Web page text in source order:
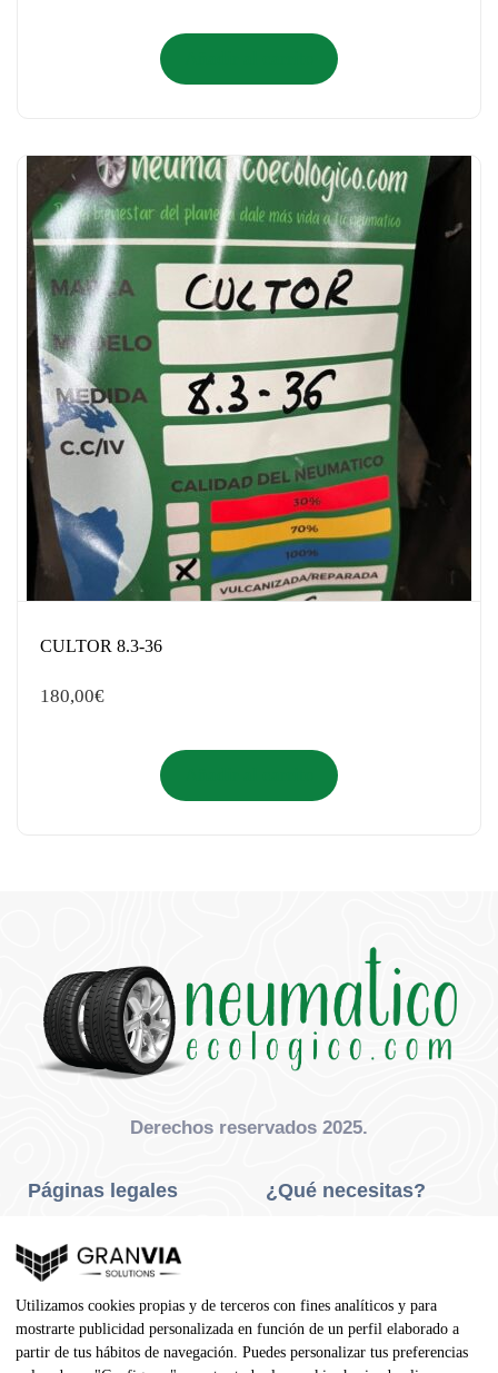
CULTOR 8.3-36
180,00€
Derechos reservados 2025.
Páginas legales
Privacidad Y Cookies
Aviso Legal
Condiciones De Compra
Contacto
¿Qué necesitas?
Neumáticos Agrícola
Utilizamos cookies propias y de terceros con fines analíticos y para
mostrarte publicidad personalizada en función de un perfil elaborado a
partir de tus hábitos de navegación. Puedes personalizar tus preferencias